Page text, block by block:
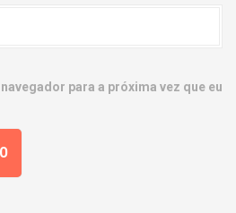
para a próxima vez que eu